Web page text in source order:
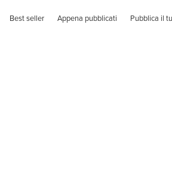
Best seller Appena pubblicati Pubblica il